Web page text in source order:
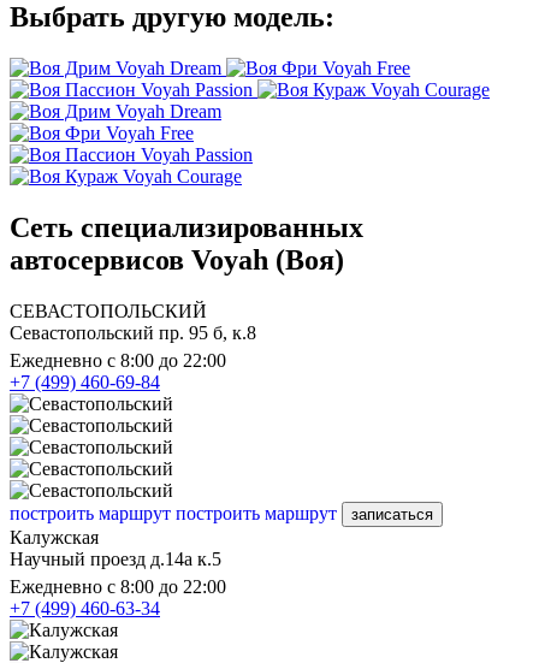
Выбрать другую модель:
Voyah Dream
Voyah Free
Voyah Passion
Voyah Courage
Voyah Dream
Voyah Free
Voyah Passion
Voyah Courage
Сеть специализированных
автосервисов Voyah (Воя)
СЕВАСТОПОЛЬСКИЙ
Севастопольский пр. 95 б, к.8
Ежедневно с 8:00 до 22:00
+7 (499) 460-69-84
построить маршрут построить маршрут записаться
Калужская
Научный проезд д.14а к.5
Ежедневно с 8:00 до 22:00
+7 (499) 460-63-34